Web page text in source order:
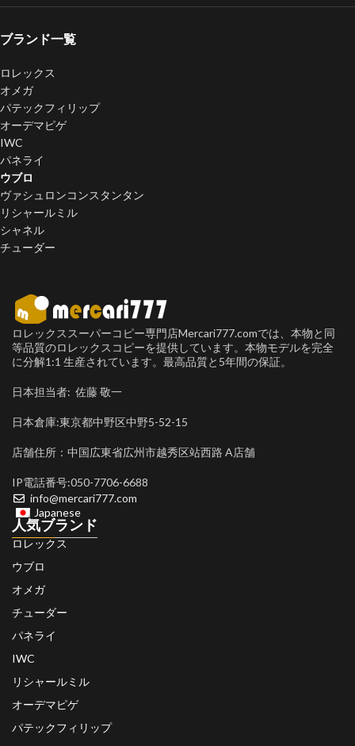
ブランド一覧
ロレックス
オメガ
パテックフィリップ
オーデマピゲ
IWC
パネライ
ウブロ
ヴァシュロンコンスタンタン
リシャールミル
シャネル
チューダー
ロレックススーパーコピー専門店Mercari777.comでは、本物と同
等品質のロレックスコピーを提供しています。本物モデルを完全
に分解1:1 生産されています。最高品質と5年間の保証。
日本担当者: 佐藤 敬一
日本倉庫:東京都中野区中野5-52-15
店舗住所：中国広東省広州市越秀区站西路 A店舗
IP電話番号:050-7706-6688
info@mercari777.com
Japanese
人気ブランド
ロレックス
ウブロ
オメガ
チューダー
パネライ
IWC
リシャールミル
オーデマピゲ
パテックフィリップ